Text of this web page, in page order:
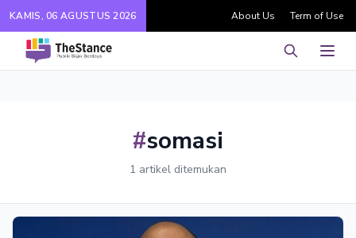
KAMIS, 06 AGUSTUS 2026 About Us Term of Use
Pencarian
#somasi
1 artikel ditemukan